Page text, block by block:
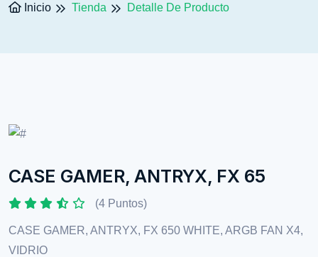
Inicio Tienda Detalle De Producto
CASE GAMER, ANTRYX, FX 65
(4 Puntos)
CASE GAMER, ANTRYX, FX 650 WHITE, ARGB FAN X4,
VIDRIO